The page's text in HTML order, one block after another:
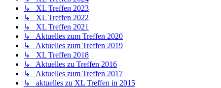
↳ XL Treffen 2023
↳ XL Treffen 2022
↳ XL Treffen 2021
↳ Aktuelles zum Treffen 2020
↳ Aktuelles zum Treffen 2019
↳ XL Treffen 2018
↳ Aktuelles zu Treffen 2016
↳ Aktuelles zum Treffen 2017
↳ aktuelles zu XL Treffen in 2015